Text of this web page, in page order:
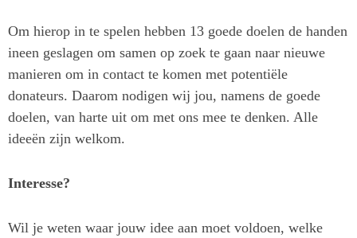
Om hierop in te spelen hebben 13 goede doelen de handen
ineen geslagen om samen op zoek te gaan naar nieuwe
manieren om in contact te komen met potentiële
donateurs. Daarom nodigen wij jou, namens de goede
doelen, van harte uit om met ons mee te denken. Alle
ideeën zijn welkom.
Interesse?
Wil je weten waar jouw idee aan moet voldoen, welke